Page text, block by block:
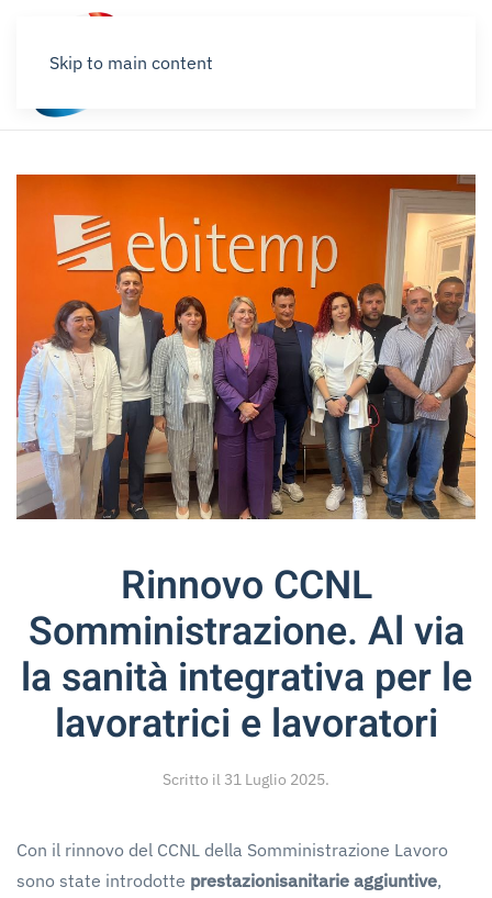
Skip to main content
Rinnovo CCNL
Somministrazione. Al via
la sanità integrativa per le
lavoratrici e lavoratori
Scritto il 31 Luglio 2025.
Con il rinnovo del CCNL della Somministrazione Lavoro
sono state introdotte prestazionisanitarie aggiuntive,